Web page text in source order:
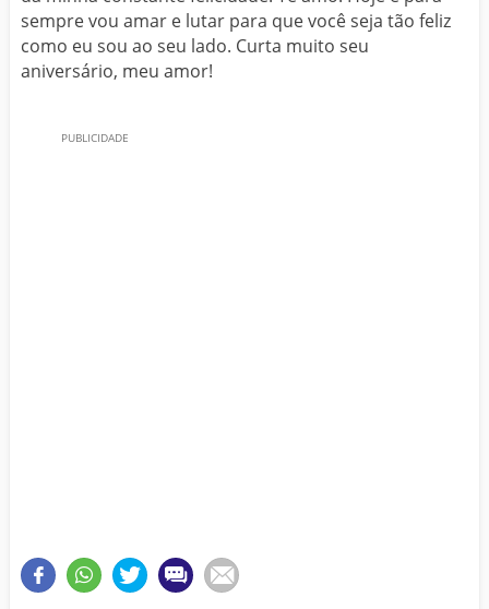
sempre vou amar e lutar para que você seja tão feliz
como eu sou ao seu lado. Curta muito seu
aniversário, meu amor!